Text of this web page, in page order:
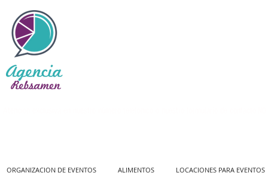
ORGANIZACION DE EVENTOS ALIMENTOS LOCACIONES PARA EVENTOS